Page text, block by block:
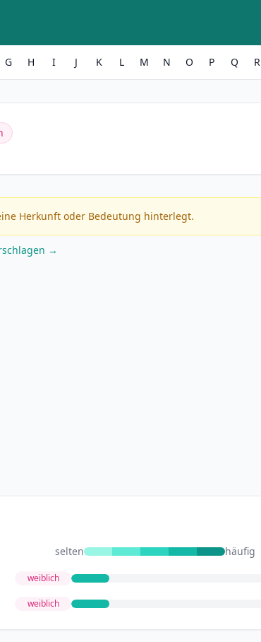
G H I J K L M N O P Q R
Herkunft oder Bedeutung hinterlegt.
→
selten häufig
weiblich
weiblich